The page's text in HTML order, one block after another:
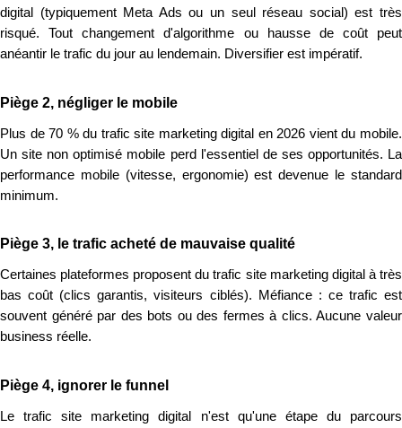
digital (typiquement Meta Ads ou un seul réseau social) est très
risqué. Tout changement d'algorithme ou hausse de coût peut
anéantir le trafic du jour au lendemain. Diversifier est impératif.
Piège 2, négliger le mobile
Plus de 70 % du trafic site marketing digital en 2026 vient du mobile.
Un site non optimisé mobile perd l'essentiel de ses opportunités. La
performance mobile (vitesse, ergonomie) est devenue le standard
minimum.
Piège 3, le trafic acheté de mauvaise qualité
Certaines plateformes proposent du trafic site marketing digital à très
bas coût (clics garantis, visiteurs ciblés). Méfiance : ce trafic est
souvent généré par des bots ou des fermes à clics. Aucune valeur
business réelle.
Piège 4, ignorer le funnel
Le trafic site marketing digital n'est qu'une étape du parcours